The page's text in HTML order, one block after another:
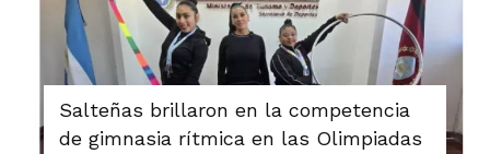
Salteñas brillaron en la competencia
de gimnasia rítmica en las Olimpiadas